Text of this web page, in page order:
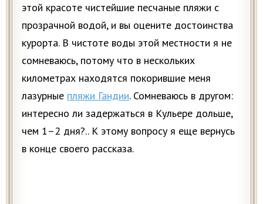
этой красоте чистейшие песчаные пляжи с
прозрачной водой, и вы оцените достоинства
курорта. В чистоте воды этой местности я не
сомневаюсь, потому что в нескольких
километрах находятся покорившие меня
лазурные пляжи Гандии. Сомневаюсь в другом:
интересно ли задержаться в Кульере дольше,
чем 1–2 дня?.. К этому вопросу я еще вернусь
в конце своего рассказа.